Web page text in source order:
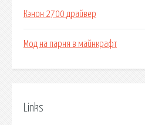
Кэнон 2700 драйвер
Мод на парня в майнкрафт
Links